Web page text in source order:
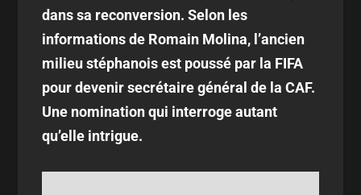
dans sa reconversion. Selon les
informations de Romain Molina, l’ancien
milieu stéphanois est poussé par la FIFA
pour devenir secrétaire général de la CAF.
Une nomination qui interroge autant
qu’elle intrigue.